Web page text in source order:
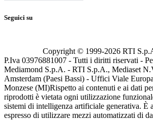
Seguici su
Copyright © 1999-2026 RTI
P.Iva 03976881007 - Tutti i diritti riservati -
Mediamond S.p.A. - RTI S.p.A., Mediaset
Amsterdam (Paesi Bassi) - Uffici Viale
Monzese (MI)Rispetto ai contenuti e ai dati
riprodotti è vietata ogni utilizzazione
sistemi di intelligenza artificiale generativa. È
espresso di utilizzare mezzi automatizzati di